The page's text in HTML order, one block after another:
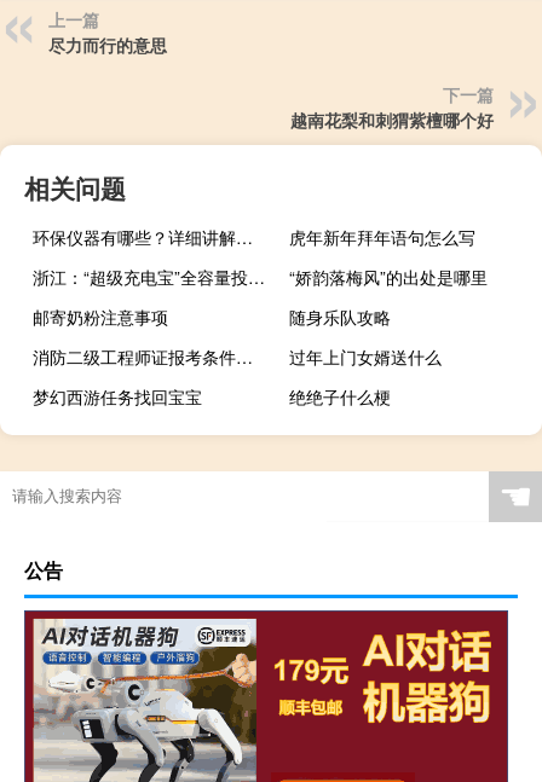
上一篇
尽力而行的意思
下一篇
越南花梨和刺猬紫檀哪个好
相关问题
环保仪器有哪些？详细讲解各类环保仪器的使用方法
虎年新年拜年语句怎么写
浙江：“超级充电宝”全容量投运 可提供20万度错峰电量
“娇韵落梅风”的出处是哪里
邮寄奶粉注意事项
随身乐队攻略
消防二级工程师证报考条件是什么
过年上门女婿送什么
梦幻西游任务找回宝宝
绝绝子什么梗
☚
公告